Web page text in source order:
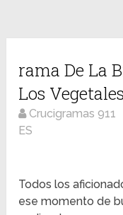
rama De La
Los Vegetales
Crucigramas 911
ES
Todos los
ese momento de